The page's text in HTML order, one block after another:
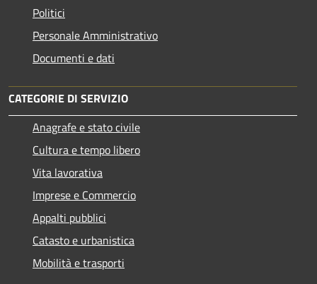
Politici
Personale Amministrativo
Documenti e dati
CATEGORIE DI SERVIZIO
Anagrafe e stato civile
Cultura e tempo libero
Vita lavorativa
Imprese e Commercio
Appalti pubblici
Catasto e urbanistica
Mobilità e trasporti